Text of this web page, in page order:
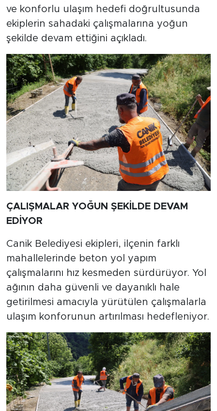
ve konforlu ulaşım hedefi doğrultusunda
ekiplerin sahadaki çalışmalarına yoğun
şekilde devam ettiğini açıkladı.
ÇALIŞMALAR YOĞUN ŞEKİLDE DEVAM
EDİYOR
Canik Belediyesi ekipleri, ilçenin farklı
mahallelerinde beton yol yapım
çalışmalarını hız kesmeden sürdürüyor. Yol
ağının daha güvenli ve dayanıklı hale
getirilmesi amacıyla yürütülen çalışmalarla
ulaşım konforunun artırılması hedefleniyor.